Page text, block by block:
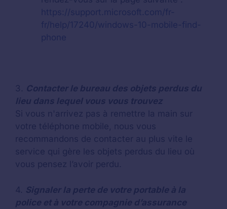
https://support.microsoft.com/fr-
fr/help/17240/windows-10-mobile-find-
phone
3. Contacter le bureau des objets perdus du
lieu dans lequel vous vous trouvez
Si vous n'arrivez pas à remettre la main sur
votre téléphone mobile, nous vous
recommandons de contacter au plus vite le
service qui gère les objets perdus du lieu où
vous pensez l’avoir perdu.
4. Signaler la perte de votre portable à la
police et à votre compagnie d’assurance